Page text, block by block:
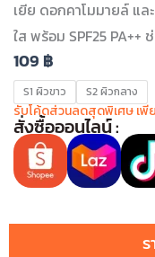
เยีย ดอกคาโมมายล์ แ
ใส พร้อม SPF25
109 ฿
S1 ผิวขาว S2 ผิวกลาง
รับโค้ดส่วนลดสุดพิเศษ เ
สั่งซื้อออนไลน์ :